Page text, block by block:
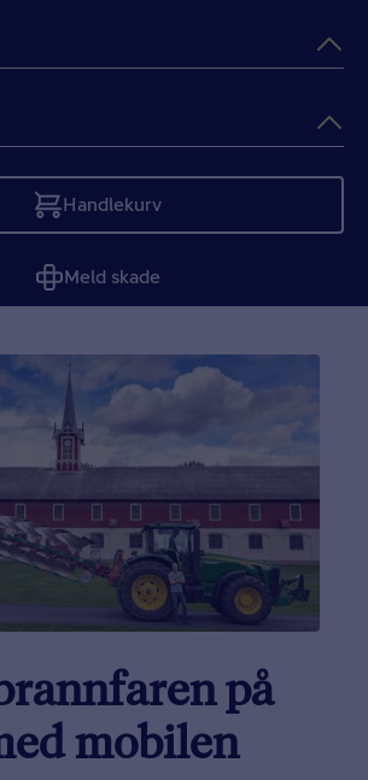
Handlekurv
Tom
Meld skade
på
mobilen